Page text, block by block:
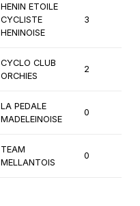
HENIN ETOILE
CYCLISTE
HENINOISE
3
CYCLO CLUB
ORCHIES
2
LA PEDALE
MADELEINOISE
0
TEAM
MELLANTOIS
0